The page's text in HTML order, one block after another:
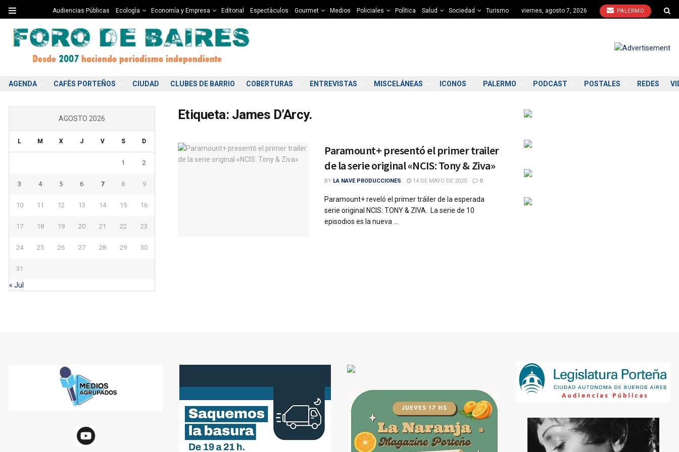
Audiencias Públicas Ecologìa Economía y Empresa Editorial Espectàculos Gourmet Medios Policiales Polìtica Salud Sociedad Turismo viernes, agosto 7, 2026 PALERMO
AGENDA CAFÈS PORTEÑOS CIUDAD CLUBES DE BARRIO COBERTURAS ENTREVISTAS MISCELÁNEAS ICONOS PALERMO PODCAST POSTALES REDES
Etiqueta: James D’Arcy.
Paramount+ presentó el primer trailer
de la serie original «NCIS: Tony & Ziva»
BY LA NAVE PRODUCCIONES 14 DE MAYO DE 2025 0
Paramount+ reveló el primer tráiler de la esperada
serie original NCIS: TONY & ZIVA. La serie de 10
episodios es la nueva ...
AGOSTO 2026
L M X J V S D
1 2
3 4 5 6 7 8 9
10 11 12 13 14 15 16
17 18 19 20 21 22 23
24 25 26 27 28 29 30
31
« Jul